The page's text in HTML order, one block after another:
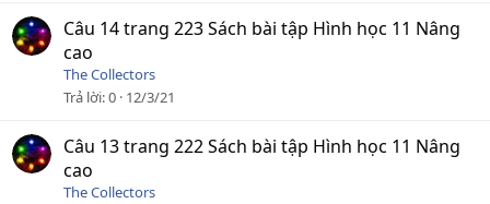
Câu 14 trang 223 Sách bài tập Hình học 11 Nâng
cao
The Collectors
Trả lời 0 12/3/21
Câu 13 trang 222 Sách bài tập Hình học 11 Nâng
cao
The Collectors